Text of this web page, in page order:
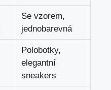
Se vzorem,
jednobarevná
Polobotky,
elegantní
sneakers